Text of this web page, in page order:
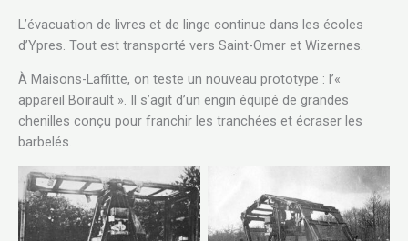
L’évacuation de livres et de linge continue dans les écoles
d’Ypres. Tout est transporté vers Saint-Omer et Wizernes.
À Maisons-Laffitte, on teste un nouveau prototype : l’«
appareil Boirault ». Il s’agit d’un engin équipé de grandes
chenilles conçu pour franchir les tranchées et écraser les
barbelés.
Boirault – Public Domain Boirault – Public Domain